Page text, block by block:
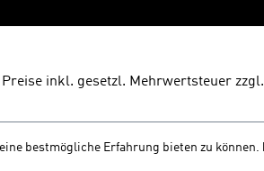
inkl. gesetzl. Mehrwertsteuer zzgl.
bestmögliche Erfahrung bieten zu können.